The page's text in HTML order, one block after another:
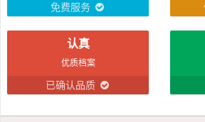
免费服务
认真
优质档案
已确认品质